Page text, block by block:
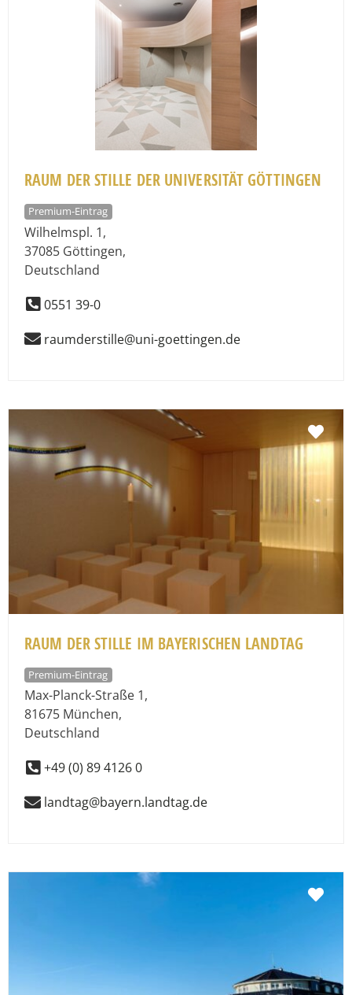
RAUM DER STILLE DER UNIVERSITÄT GÖTTINGEN
Premium-Eintrag
Wilhelmspl. 1,
37085 Göttingen,
Deutschland
0551 39-0
raumderstille@uni-goettingen.de
RAUM DER STILLE IM BAYERISCHEN LANDTAG
Premium-Eintrag
Max-Planck-Straße 1,
81675 München,
Deutschland
+49 (0) 89 4126 0
landtag@bayern.landtag.de